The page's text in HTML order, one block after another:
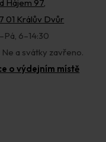
Hájem 97,
01 Králův Dvůr
6–14:30
Ne a svátky zavřeno.
o výdejním místě